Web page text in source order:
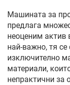
Машината за
предлага
неоценим актив
най-важно, тя
изключително
материали,
непрактични за